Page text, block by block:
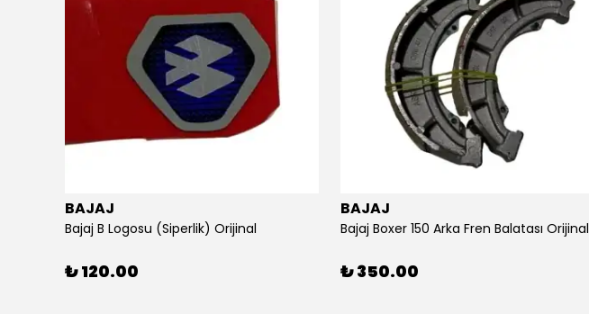
BAJAJ
Bajaj B Logosu (Siperlik) Orijinal
₺ 120.00
BAJAJ
Bajaj Boxer 150 Arka Fren Balatası Orijinal
₺ 350.00